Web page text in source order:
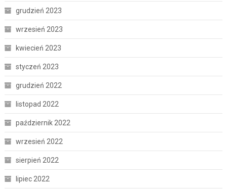
grudzień 2023
wrzesień 2023
kwiecień 2023
styczeń 2023
grudzień 2022
listopad 2022
październik 2022
wrzesień 2022
sierpień 2022
lipiec 2022